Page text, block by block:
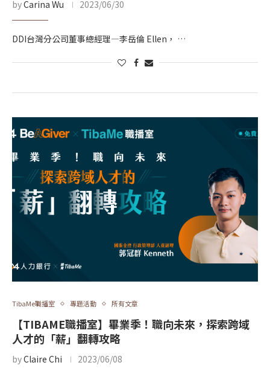
byCarina Wu 2023/06/30
DDI台灣分公司董事總經理—李岳倫 Ellen， …
TibaMe職播室 專題活動 所有文章
【TIBAME職播室】畢業季！職向未來，探索跨域
人才的「薪」翻轉攻略
byClaire Chi 2023/06/08